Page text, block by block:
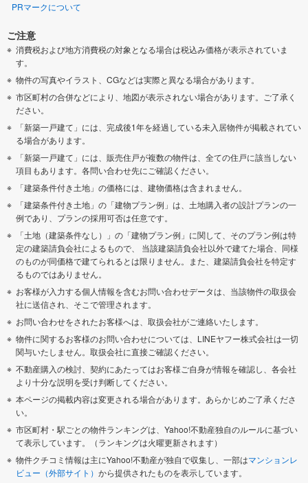
PRマークについて
ご注意
消費税および地方消費税の対象となる場合は税込み価格が表示されていま
す。
物件の写真やイラスト、CGなどは実際と異なる場合があります。
市区町村の合併などにより、地図が表示されない場合があります。ご了承く
ださい。
「新築一戸建て」には、完成後1年を経過している未入居物件が掲載されてい
る場合があります。
「新築一戸建て」には、販売住戸が複数の物件は、全ての住戸に該当しない
項目もあります。各問い合わせ先にご確認ください。
「建築条件付き土地」の価格には、建物価格は含まれません。
「建築条件付き土地」の「建物プラン例」は、土地購入者の設計プランの一
例であり、プランの採用可否は任意です。
「土地（建築条件なし）」の「建物プラン例」に関して、そのプラン例は特
定の建築請負会社によるもので、 当該建築請負会社以外で建てた場合、同様
のものが同価格で建てられるとは限りません。また、建築請負会社を特定す
るものではありません。
お客様が入力する個人情報を含むお問い合わせデータは、当該物件の取扱会
社に送信され、そこで管理されます。
お問い合わせをされたお客様へは、取扱会社がご連絡いたします。
物件に関するお客様のお問い合わせについては、LINEヤフー株式会社は一切
関与いたしません。取扱会社に直接ご確認ください。
不動産購入の検討、契約にあたってはお客様ご自身が情報を確認し、各会社
より十分な説明を受け判断してください。
本ページの掲載内容は変更される場合があります。あらかじめご了承くださ
い。
市区町村・駅ごとの物件ランキングは、Yahoo!不動産独自のルールに基づい
て表示しています。（ランキングは火曜更新されます）
物件クチコミ情報は主にYahoo!不動産が独自で収集し、一部はマンションレ
ビュー（外部サイト） から提供されたものを表示しています。